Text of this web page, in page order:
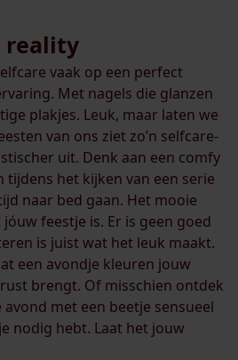
reality
vaak op een perfect
Met nagels die glanzen
plakjes. Leuk, maar laten we
van ons ziet zo’n selfcare-
uit. Denk aan een comfy
tijdens het kijken van een serie
naar bed gaan. Het mooie
feestje is. Er is geen goed
is juist wat het leuk maakt.
een avondje kleuren jouw
brengt. Of misschien ontdek
met een beetje sensueel
nodig hebt. Laat het jouw